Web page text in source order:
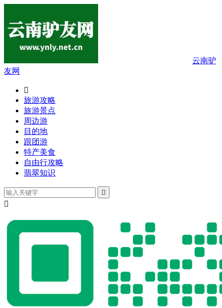
云南驴
友网

旅游攻略
旅游景点
周边游
目的地
跟团游
特产美食
自由行攻略
翡翠知识

